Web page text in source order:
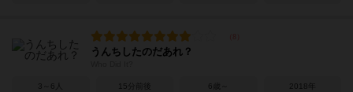
うんちしたのだあれ？
3～6人 15分前後 6歳～ 2018年